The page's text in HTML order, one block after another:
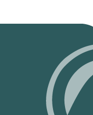
n’ai pas pu me